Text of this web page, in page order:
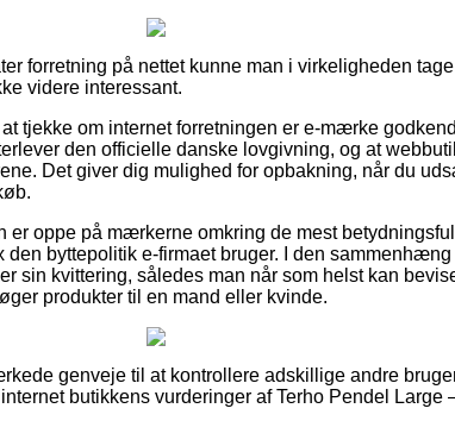
forretning på nettet kunne man i virkeligheden
videre interessant.
tjekke om internet forretningen er e-mærke
den officielle danske lovgivning, og at
Det giver dig mulighed for opbakning, når du
er oppe på mærkerne omkring de mest
den byttepolitik e-firmaet bruger. I den
sin kvittering, således man når som helst kan
produkter til en mand eller kvinde.
genveje til at kontrollere adskillige andre
butikkens vurderinger af Terho Pendel Large